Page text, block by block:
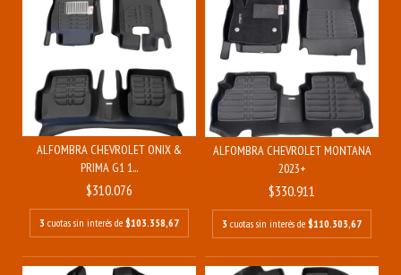
ALFOMBRA CHEVROLET ONIX &
PRIMA G1 1...
$310.076
3 cuotas sin interés de $103.358,67
ALFOMBRA CHEVROLET MONTANA
2023+
$330.911
3 cuotas sin interés de $110.303,67